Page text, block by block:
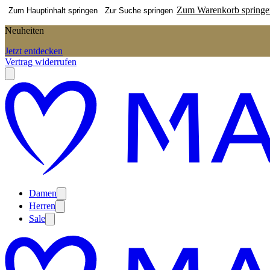
Zum Hauptinhalt springen Zur Suche springen Zum Warenkorb
Neuheiten
Jetzt entdecken
Vertrag widerrufen
Damen
Herren
Sale